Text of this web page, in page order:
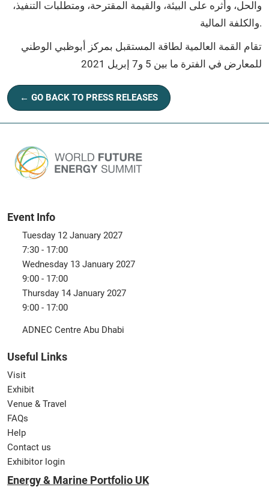
والحل، وأثره على البيئة، والقيمة المقترحة، ومتطلبات التنفيذ،
والكلفة المالية.
تقام القمة العالمية لطاقة المستقبل بمركز أبوظبي الوطني
للمعارض في الفترة ما بين 5 و7 إبريل 2021
← GO BACK TO PRESS RELEASES
Event Info
Tuesday 12 January 2027
7:30 - 17:00
Wednesday 13 January 2027
9:00 - 17:00
Thursday 14 January 2027
9:00 - 17:00
ADNEC Centre Abu Dhabi
Useful Links
Visit
Exhibit
Venue & Travel
FAQs
Help
Contact us
Exhibitor login
Energy & Marine Portfolio UK